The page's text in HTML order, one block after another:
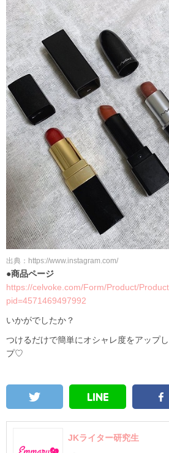
出典：https://www.instagram.com/
●商品ページ
https://celvoke.com/Form/Product/
pid=4571469497992
いかがでしたか？
つけるだけで簡単にオシャレ度をアップ
プ♡
JKライター研究生